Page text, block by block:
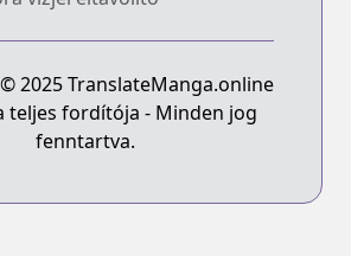
2025 TranslateManga.online
teljes fordítója - Minden jog
fenntartva.